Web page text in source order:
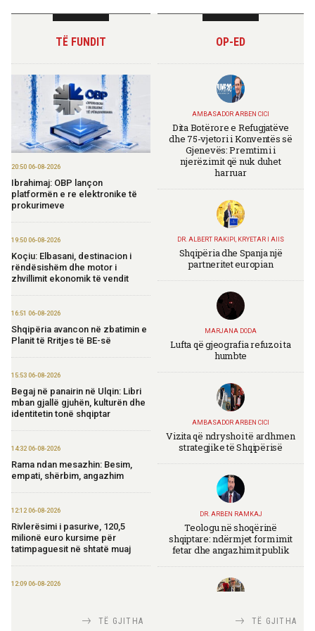
TË FUNDIT
20:50 06-08-2026
Ibrahimaj: OBP lançon
platformën e re elektronike të
prokurimeve
19:50 06-08-2026
Koçiu: Elbasani, destinacion i
rëndësishëm dhe motor i
zhvillimit ekonomik të vendit
16:51 06-08-2026
Shqipëria avancon në zbatimin e
Planit të Rritjes të BE-së
15:53 06-08-2026
Begaj në panairin në Ulqin: Libri
mban gjallë gjuhën, kulturën dhe
identitetin tonë shqiptar
14:32 06-08-2026
Rama ndan mesazhin: Besim,
empati, shërbim, angazhim
12:12 06-08-2026
Rivlerësimi i pasurive, 120,5
milionë euro kursime për
tatimpaguesit në shtatë muaj
12:09 06-08-2026
TË GJITHA
OP-ED
AMBASADOR ARBEN CICI
Dita Botërore e Refugjatëve
dhe 75-vjetori i Konventës së
Gjenevës: Premtimi i
njerëzimit që nuk duhet
harruar
DR. ALBERT RAKIPI, KRYETAR I AIIS
Shqipëria dhe Spanja një
partneritet europian
MARJANA DODA
Lufta që gjeografia refuzoi ta
humbte
AMBASADOR ARBEN CICI
Vizita që ndryshoi të ardhmen
strategjike të Shqipërisë
DR. ARBEN RAMKAJ
Teologu në shoqërinë
shqiptare: ndërmjet formimit
fetar dhe angazhimit publik
TIRANA DIPLOMATTË GJITHA